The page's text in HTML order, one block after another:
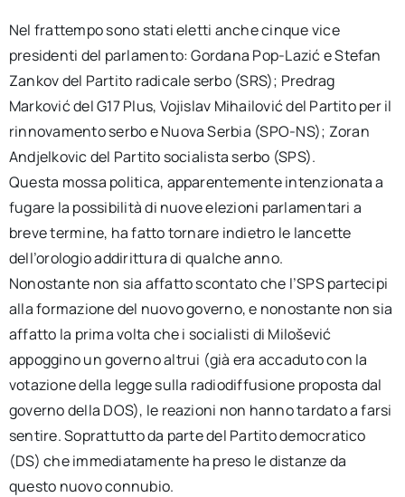
Nel frattempo sono stati eletti anche cinque vice
presidenti del parlamento: Gordana Pop-Lazić e Stefan
Zankov del Partito radicale serbo (SRS); Predrag
Marković del G17 Plus, Vojislav Mihailović del Partito per il
rinnovamento serbo e Nuova Serbia (SPO-NS); Zoran
Andjelkovic del Partito socialista serbo (SPS).
Questa mossa politica, apparentemente intenzionata a
fugare la possibilità di nuove elezioni parlamentari a
breve termine, ha fatto tornare indietro le lancette
dell’orologio addirittura di qualche anno.
Nonostante non sia affatto scontato che l’SPS partecipi
alla formazione del nuovo governo, e nonostante non sia
affatto la prima volta che i socialisti di Milošević
appoggino un governo altrui (già era accaduto con la
votazione della legge sulla radiodiffusione proposta dal
governo della DOS), le reazioni non hanno tardato a farsi
sentire. Soprattutto da parte del Partito democratico
(DS) che immediatamente ha preso le distanze da
questo nuovo connubio.